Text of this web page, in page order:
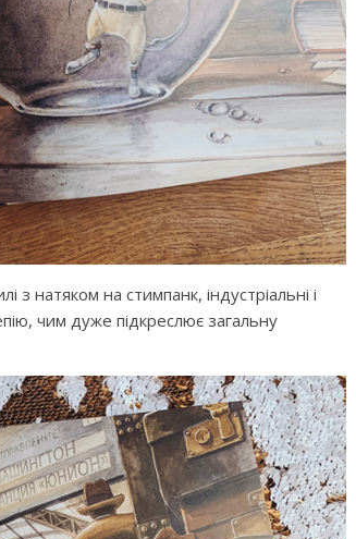
з натяком на стимпанк, індустріальні і
чим дуже підкреслює загальну